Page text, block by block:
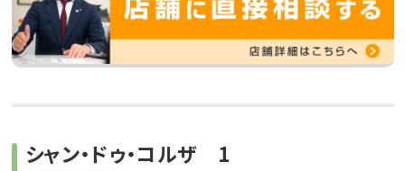
シャン・ドゥ・コルザ 1